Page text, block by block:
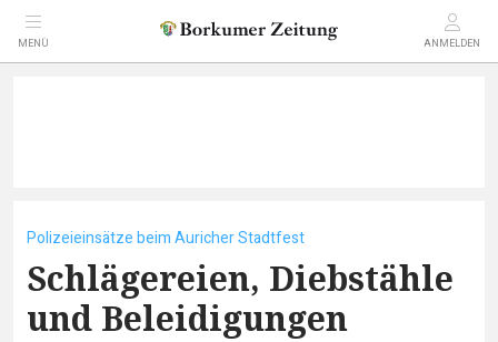
MENÜ ANMELDEN
Polizeieinsätze beim Auricher Stadtfest
Schlägereien, Diebstähle
und Beleidigungen